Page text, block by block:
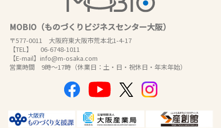
MOBIO（ものづくりビジネスセンター大阪）
〒577-0011 大阪府東大阪市荒本北1-4-17
【TEL】 06-6748-1011
【E-mail】info@m-osaka.com
営業時間 9時～17時（休業日：土・日・祝休日・年末年始）